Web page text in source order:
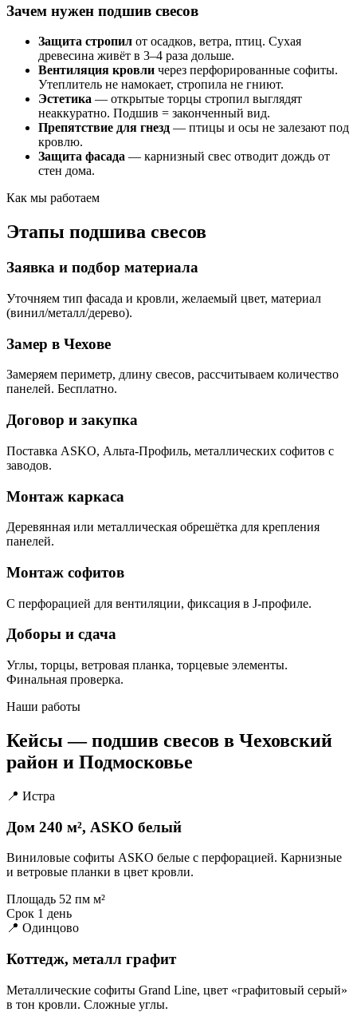
Зачем нужен подшив свесов
Защита стропил от осадков, ветра, птиц. Сухая
древесина живёт в 3–4 раза дольше.
Вентиляция кровли через перфорированные софиты.
Утеплитель не намокает, стропила не гниют.
Эстетика — открытые торцы стропил выглядят
неаккуратно. Подшив = законченный вид.
Препятствие для гнезд — птицы и осы не залезают под
кровлю.
Защита фасада — карнизный свес отводит дождь от
стен дома.
Как мы работаем
Этапы подшива свесов
Заявка и подбор материала
Уточняем тип фасада и кровли, желаемый цвет, материал
(винил/металл/дерево).
Замер в Чехове
Замеряем периметр, длину свесов, рассчитываем количество
панелей. Бесплатно.
Договор и закупка
Поставка ASKO, Альта-Профиль, металлических софитов с
заводов.
Монтаж каркаса
Деревянная или металлическая обрешётка для крепления
панелей.
Монтаж софитов
С перфорацией для вентиляции, фиксация в J-профиле.
Доборы и сдача
Углы, торцы, ветровая планка, торцевые элементы.
Финальная проверка.
Наши работы
Кейсы — подшив свесов в Чеховский
район и Подмосковье
📍 Истра
Дом 240 м², ASKO белый
Виниловые софиты ASKO белые с перфорацией. Карнизные
и ветровые планки в цвет кровли.
Площадь 52 пм м²
Срок 1 день
📍 Одинцово
Коттедж, металл графит
Металлические софиты Grand Line, цвет «графитовый серый»
в тон кровли. Сложные углы.